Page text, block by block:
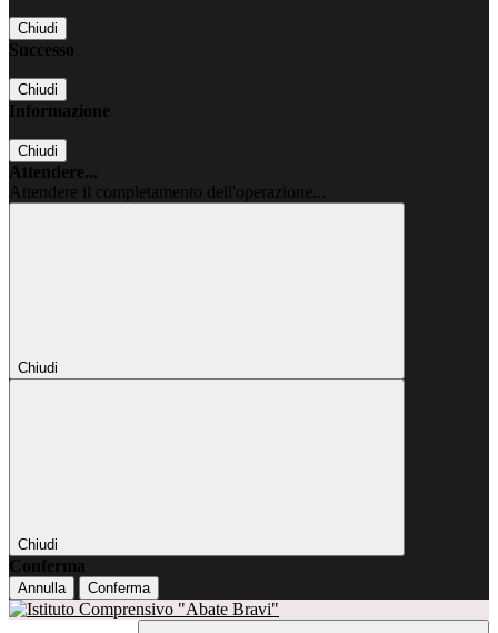
Chiudi
Successo
Chiudi
Informazione
Chiudi
Attendere...
Attendere il completamento dell'operazione...
Chiudi
Chiudi
Conferma
Annulla Conferma